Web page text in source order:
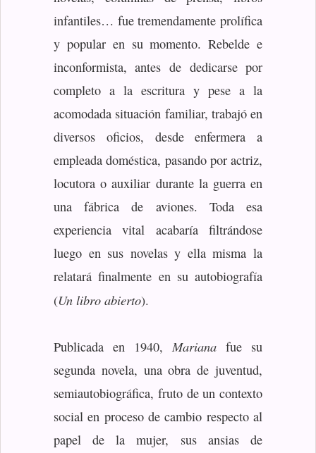
infantiles… fue tremendamente prolífica
y popular en su momento. Rebelde e
inconformista, antes de dedicarse por
completo a la escritura y pese a la
acomodada situación familiar, trabajó en
diversos oficios, desde enfermera a
empleada doméstica, pasando por actriz,
locutora o auxiliar durante la guerra en
una fábrica de aviones. Toda esa
experiencia vital acabaría filtrándose
luego en sus novelas y ella misma la
relatará finalmente en su autobiografía
(Un libro abierto).
Publicada en 1940, Mariana fue su
segunda novela, una obra de juventud,
semiautobiográfica, fruto de un contexto
social en proceso de cambio respecto al
papel de la mujer, sus ansias de